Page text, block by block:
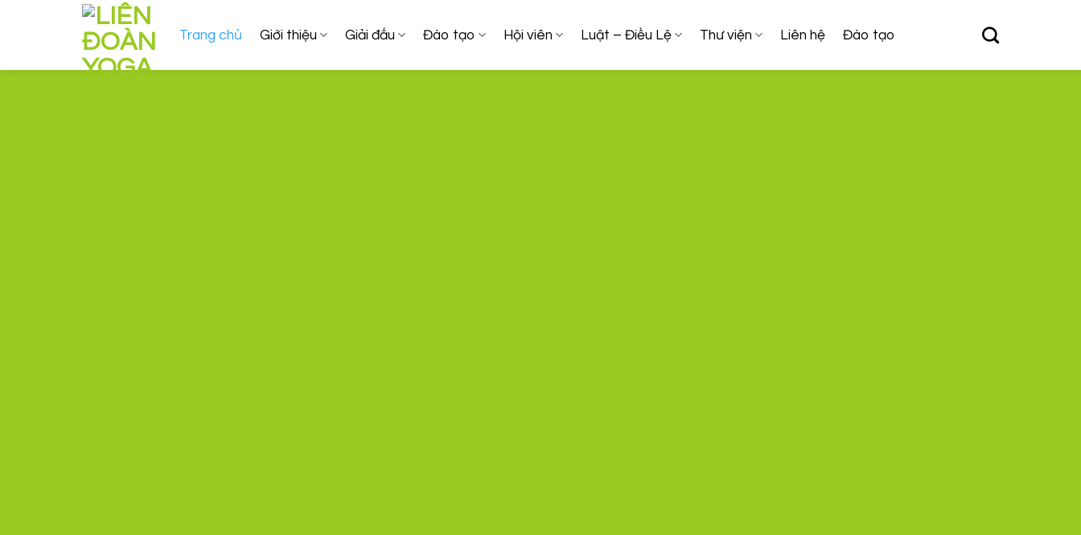
Trang chủ Giới thiệu Giải đấu Đào tạo Hội viên Luật – Điều Lệ Thư viện Liên hệ Đào tạo